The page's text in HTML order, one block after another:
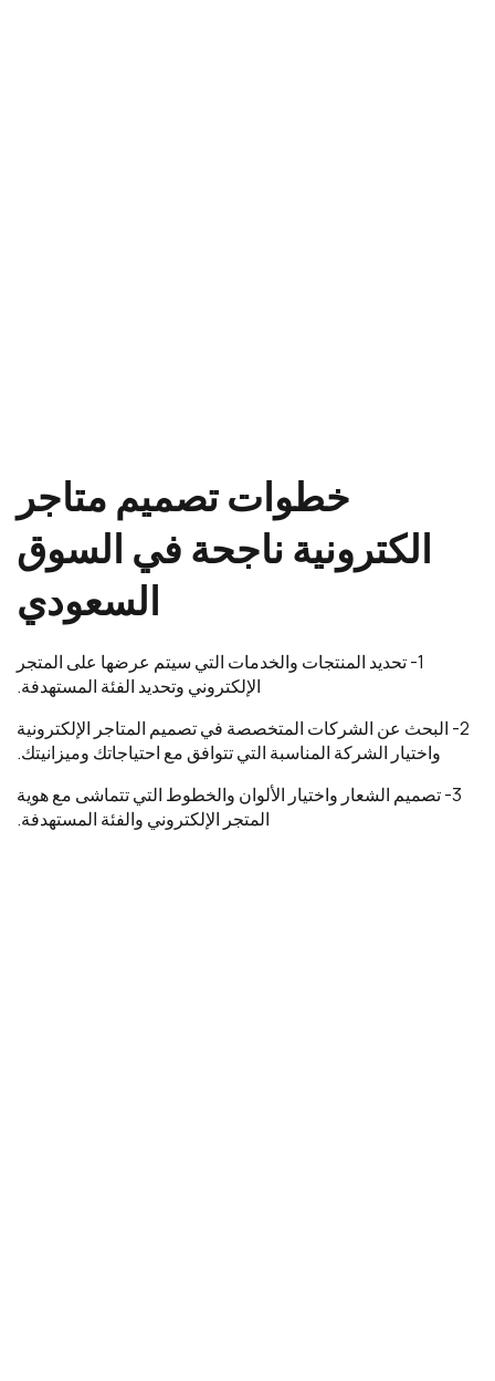
خطوات تصميم متاجر
الكترونية ناجحة في السوق
السعودي
1- تحديد المنتجات والخدمات التي سيتم عرضها على المتجر
الإلكتروني وتحديد الفئة المستهدفة.
2- البحث عن الشركات المتخصصة في تصميم المتاجر الإلكترونية
واختيار الشركة المناسبة التي تتوافق مع احتياجاتك وميزانيتك.
3- تصميم الشعار واختيار الألوان والخطوط التي تتماشى مع هوية
المتجر الإلكتروني والفئة المستهدفة.